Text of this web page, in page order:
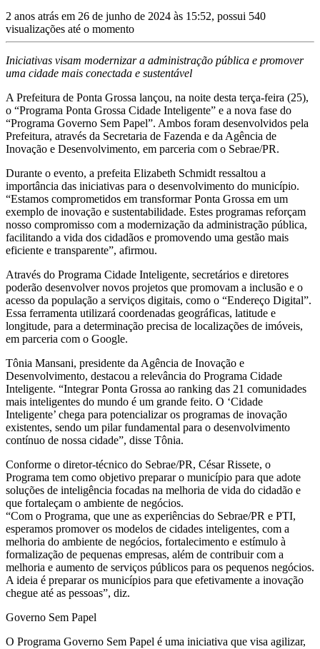
2 anos atrás em 26 de junho de 2024 às 15:52, possui 540
visualizações até o momento
Iniciativas visam modernizar a administração pública e promover
uma cidade mais conectada e sustentável
A Prefeitura de Ponta Grossa lançou, na noite desta terça-feira (25),
o “Programa Ponta Grossa Cidade Inteligente” e a nova fase do
“Programa Governo Sem Papel”. Ambos foram desenvolvidos pela
Prefeitura, através da Secretaria de Fazenda e da Agência de
Inovação e Desenvolvimento, em parceria com o Sebrae/PR.
Durante o evento, a prefeita Elizabeth Schmidt ressaltou a
importância das iniciativas para o desenvolvimento do município.
“Estamos comprometidos em transformar Ponta Grossa em um
exemplo de inovação e sustentabilidade. Estes programas reforçam
nosso compromisso com a modernização da administração pública,
facilitando a vida dos cidadãos e promovendo uma gestão mais
eficiente e transparente”, afirmou.
Através do Programa Cidade Inteligente, secretários e diretores
poderão desenvolver novos projetos que promovam a inclusão e o
acesso da população a serviços digitais, como o “Endereço Digital”.
Essa ferramenta utilizará coordenadas geográficas, latitude e
longitude, para a determinação precisa de localizações de imóveis,
em parceria com o Google.
Tônia Mansani, presidente da Agência de Inovação e
Desenvolvimento, destacou a relevância do Programa Cidade
Inteligente. “Integrar Ponta Grossa ao ranking das 21 comunidades
mais inteligentes do mundo é um grande feito. O ‘Cidade
Inteligente’ chega para potencializar os programas de inovação
existentes, sendo um pilar fundamental para o desenvolvimento
contínuo de nossa cidade”, disse Tônia.
Conforme o diretor-técnico do Sebrae/PR, César Rissete, o
Programa tem como objetivo preparar o município para que adote
soluções de inteligência focadas na melhoria de vida do cidadão e
que fortaleçam o ambiente de negócios.
“Com o Programa, que une as experiências do Sebrae/PR e PTI,
esperamos promover os modelos de cidades inteligentes, com a
melhoria do ambiente de negócios, fortalecimento e estímulo à
formalização de pequenas empresas, além de contribuir com a
melhoria e aumento de serviços públicos para os pequenos negócios.
A ideia é preparar os municípios para que efetivamente a inovação
chegue até as pessoas”, diz.
Governo Sem Papel
O Programa Governo Sem Papel é uma iniciativa que visa agilizar,